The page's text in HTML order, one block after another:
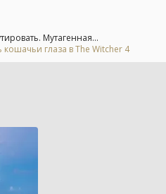
Мутагенная...
глаза в The Witcher 4